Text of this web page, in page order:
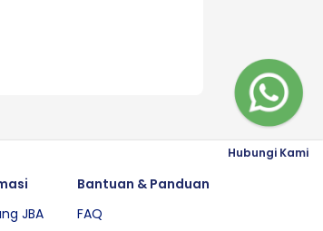
JBA
Bantuan & Panduan
FAQ
Hubungi Kami